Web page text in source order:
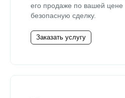
его продаже по вашей цене
безопасную сделку.
Заказать услугу